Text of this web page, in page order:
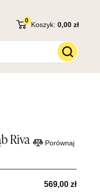
0 Koszyk: 0,00 zł
Riva Porównaj
569,00 zł